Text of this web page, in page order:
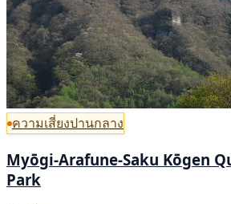
ความเสี่ยงปานกลาง
Myōgi-Arafune-Saku Kōgen
Park